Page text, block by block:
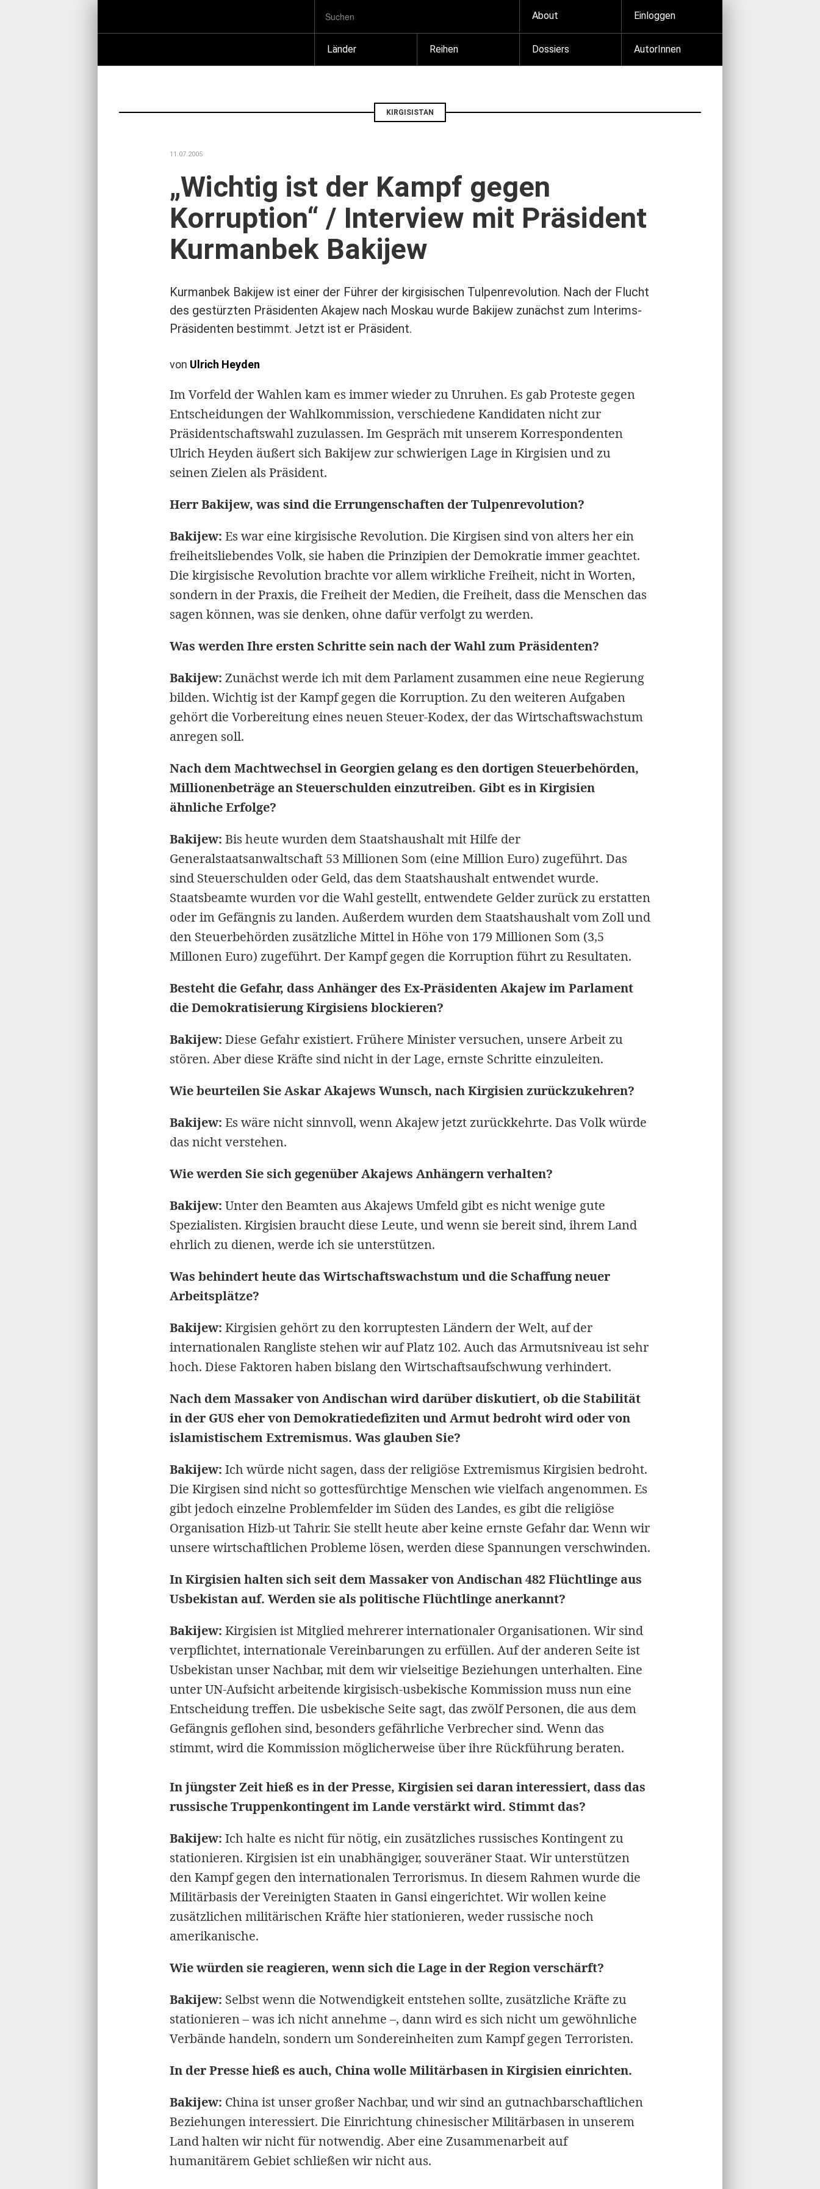
springen
About Einloggen
Länder Reihen Dossiers AutorInnen
KIRGISISTAN
11.07.2005
„Wichtig ist der Kampf gegen
Korruption“ / Interview mit Präsident
Kurmanbek Bakijew
Kurmanbek Bakijew ist einer der Führer der kirgisischen Tulpenrevolution. Nach der Flucht
des gestürzten Präsidenten Akajew nach Moskau wurde Bakijew zunächst zum Interims-
Präsidenten bestimmt. Jetzt ist er Präsident.
von Ulrich Heyden
Im Vorfeld der Wahlen kam es immer wieder zu Unruhen. Es gab Proteste gegen
Entscheidungen der Wahlkommission, verschiedene Kandidaten nicht zur
Präsidentschaftswahl zuzulassen. Im Gespräch mit unserem Korrespondenten
Ulrich Heyden äußert sich Bakijew zur schwierigen Lage in Kirgisien und zu
seinen Zielen als Präsident.
Herr Bakijew, was sind die Errungenschaften der Tulpenrevolution?
Bakijew: Es war eine kirgisische Revolution. Die Kirgisen sind von alters her ein
freiheitsliebendes Volk, sie haben die Prinzipien der Demokratie immer geachtet.
Die kirgisische Revolution brachte vor allem wirkliche Freiheit, nicht in Worten,
sondern in der Praxis, die Freiheit der Medien, die Freiheit, dass die Menschen das
sagen können, was sie denken, ohne dafür verfolgt zu werden.
Was werden Ihre ersten Schritte sein nach der Wahl zum Präsidenten?
Bakijew: Zunächst werde ich mit dem Parlament zusammen eine neue Regierung
bilden. Wichtig ist der Kampf gegen die Korruption. Zu den weiteren Aufgaben
gehört die Vorbereitung eines neuen Steuer-Kodex, der das Wirtschaftswachstum
anregen soll.
Nach dem Machtwechsel in Georgien gelang es den dortigen Steuerbehörden,
Millionenbeträge an Steuerschulden einzutreiben. Gibt es in Kirgisien
ähnliche Erfolge?
Bakijew: Bis heute wurden dem Staatshaushalt mit Hilfe der
Generalstaatsanwaltschaft 53 Millionen Som (eine Million Euro) zugeführt. Das
sind Steuerschulden oder Geld, das dem Staatshaushalt entwendet wurde.
Staatsbeamte wurden vor die Wahl gestellt, entwendete Gelder zurück zu erstatten
oder im Gefängnis zu landen. Außerdem wurden dem Staatshaushalt vom Zoll und
den Steuerbehörden zusätzliche Mittel in Höhe von 179 Millionen Som (3,5
Millonen Euro) zugeführt. Der Kampf gegen die Korruption führt zu Resultaten.
Besteht die Gefahr, dass Anhänger des Ex-Präsidenten Akajew im Parlament
die Demokratisierung Kirgisiens blockieren?
Bakijew: Diese Gefahr existiert. Frühere Minister versuchen, unsere Arbeit zu
stören. Aber diese Kräfte sind nicht in der Lage, ernste Schritte einzuleiten.
Wie beurteilen Sie Askar Akajews Wunsch, nach Kirgisien zurückzukehren?
Bakijew: Es wäre nicht sinnvoll, wenn Akajew jetzt zurückkehrte. Das Volk würde
das nicht verstehen.
Wie werden Sie sich gegenüber Akajews Anhängern verhalten?
Bakijew: Unter den Beamten aus Akajews Umfeld gibt es nicht wenige gute
Spezialisten. Kirgisien braucht diese Leute, und wenn sie bereit sind, ihrem Land
ehrlich zu dienen, werde ich sie unterstützen.
Was behindert heute das Wirtschaftswachstum und die Schaffung neuer
Arbeitsplätze?
Bakijew: Kirgisien gehört zu den korruptesten Ländern der Welt, auf der
internationalen Rangliste stehen wir auf Platz 102. Auch das Armutsniveau ist sehr
hoch. Diese Faktoren haben bislang den Wirtschaftsaufschwung verhindert.
Nach dem Massaker von Andischan wird darüber diskutiert, ob die Stabilität
in der GUS eher von Demokratiedefiziten und Armut bedroht wird oder von
islamistischem Extremismus. Was glauben Sie?
Bakijew: Ich würde nicht sagen, dass der religiöse Extremismus Kirgisien bedroht.
Die Kirgisen sind nicht so gottesfürchtige Menschen wie vielfach angenommen. Es
gibt jedoch einzelne Problemfelder im Süden des Landes, es gibt die religiöse
Organisation Hizb-ut Tahrir. Sie stellt heute aber keine ernste Gefahr dar. Wenn wir
unsere wirtschaftlichen Probleme lösen, werden diese Spannungen verschwinden.
In Kirgisien halten sich seit dem Massaker von Andischan 482 Flüchtlinge aus
Usbekistan auf. Werden sie als politische Flüchtlinge anerkannt?
Bakijew: Kirgisien ist Mitglied mehrerer internationaler Organisationen. Wir sind
verpflichtet, internationale Vereinbarungen zu erfüllen. Auf der anderen Seite ist
Usbekistan unser Nachbar, mit dem wir vielseitige Beziehungen unterhalten. Eine
unter UN-Aufsicht arbeitende kirgisisch-usbekische Kommission muss nun eine
Entscheidung treffen. Die usbekische Seite sagt, das zwölf Personen, die aus dem
Gefängnis geflohen sind, besonders gefährliche Verbrecher sind. Wenn das
stimmt, wird die Kommission möglicherweise über ihre Rückführung beraten.
In jüngster Zeit hieß es in der Presse, Kirgisien sei daran interessiert, dass das
russische Truppenkontingent im Lande verstärkt wird. Stimmt das?
Bakijew: Ich halte es nicht für nötig, ein zusätzliches russisches Kontingent zu
stationieren. Kirgisien ist ein unabhängiger, souveräner Staat. Wir unterstützen
den Kampf gegen den internationalen Terrorismus. In diesem Rahmen wurde die
Militärbasis der Vereinigten Staaten in Gansi eingerichtet. Wir wollen keine
zusätzlichen militärischen Kräfte hier stationieren, weder russische noch
amerikanische.
Wie würden sie reagieren, wenn sich die Lage in der Region verschärft?
Bakijew: Selbst wenn die Notwendigkeit entstehen sollte, zusätzliche Kräfte zu
stationieren – was ich nicht annehme –, dann wird es sich nicht um gewöhnliche
Verbände handeln, sondern um Sondereinheiten zum Kampf gegen Terroristen.
In der Presse hieß es auch, China wolle Militärbasen in Kirgisien einrichten.
Bakijew: China ist unser großer Nachbar, und wir sind an gutnachbarschaftlichen
Beziehungen interessiert. Die Einrichtung chinesischer Militärbasen in unserem
Land halten wir nicht für notwendig. Aber eine Zusammenarbeit auf
humanitärem Gebiet schließen wir nicht aus.